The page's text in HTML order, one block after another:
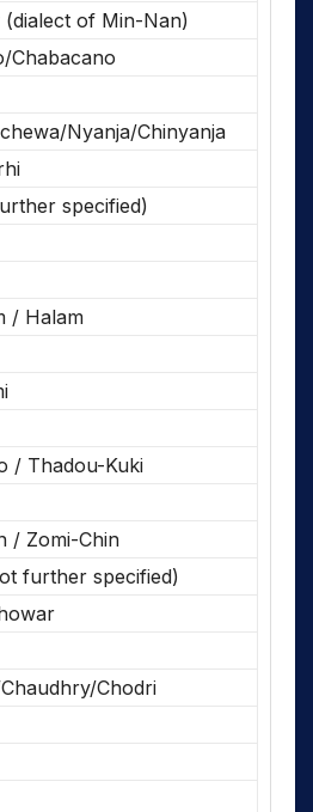
of Min-Nan)
Chabacano
Nyanja/Chinyanja
specified)
/ Halam
/ Thadou-Kuki
/ Zomi-Chin
further specified)
Chodri